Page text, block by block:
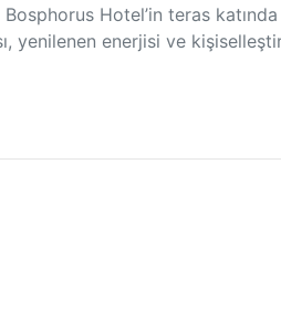
Hotel’in teras
yenilenen enerjisi ve